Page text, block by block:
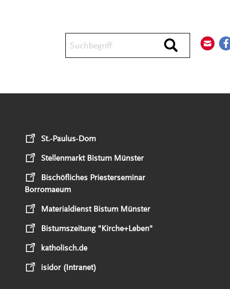
Durchsuchen
St.-Paulus-Dom
Stellenmarkt Bistum Münster
Bischöfliches Priesterseminar
Borromaeum
Materialdienst Bistum Münster
Bistumszeitung "Kirche+Leben"
katholisch.de
isidor (Intranet)